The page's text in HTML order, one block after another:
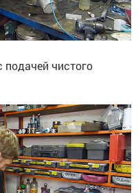
подачей чистого